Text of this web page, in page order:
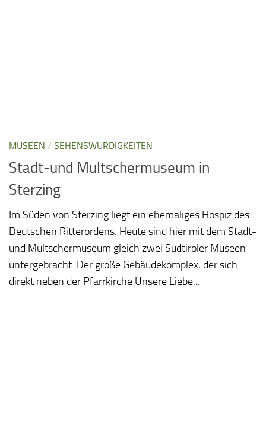
MUSEEN / SEHENSWÜRDIGKEITEN
Stadt-und Multschermuseum in
Sterzing
Im Süden von Sterzing liegt ein ehemaliges Hospiz des
Deutschen Ritterordens. Heute sind hier mit dem Stadt-
und Multschermuseum gleich zwei Südtiroler Museen
untergebracht. Der große Gebäudekomplex, der sich
direkt neben der Pfarrkirche Unsere Liebe...